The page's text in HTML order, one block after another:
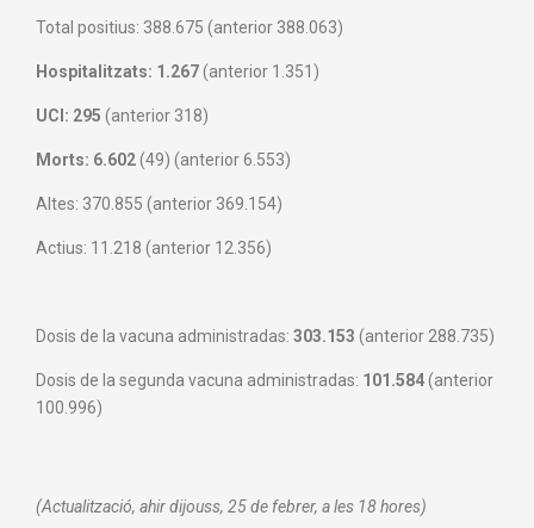
Total positius: 388.675 (anterior 388.063)
Hospitalitzats: 1.267(anterior 1.351)
UCI: 295 (anterior 318)
Morts: 6.602(49) (anterior 6.553)
Altes: 370.855 (anterior 369.154)
Actius: 11.218 (anterior 12.356)
Dosis de la vacuna administradas: 303.153 (anterior 288.735)
Dosis de la segunda vacuna administradas: 101.584(anterior
100.996)
(Actualització, ahirdijouss, 25 de febrer, a les 18hores)